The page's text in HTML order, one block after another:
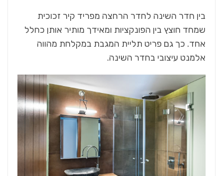
בין חדר השינה לחדר הרחצה מפריד קיר זכוכית
שמחד חוצץ בין הפונקציות ומאידך מותיר אותן כחלל
אחד. כך גם פריט תליית המגבת במקלחת מהווה
אלמנט עיצובי בחדר השינה.